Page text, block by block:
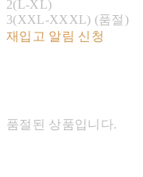
2(L-XL)
3(XXL-XXXL) (품절)
재입고 알림 신청
품절된 상품입니다.